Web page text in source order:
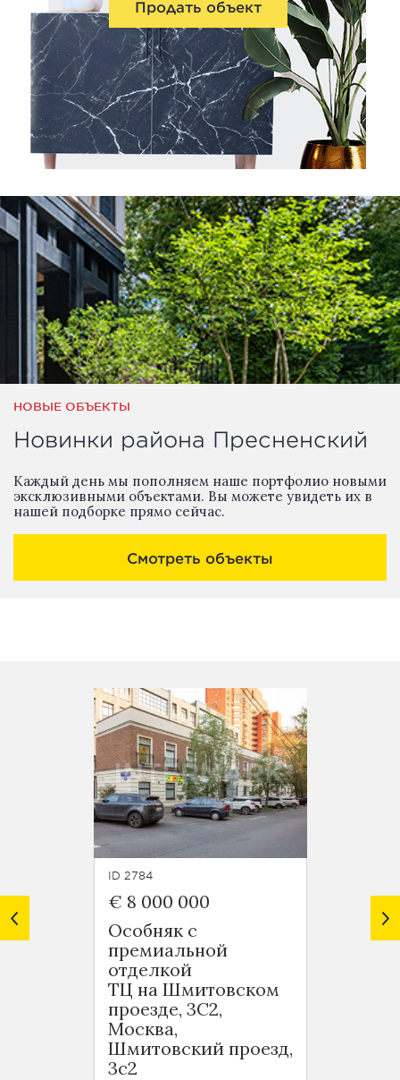
Продать объект
НОВЫЕ ОБЪЕКТЫ
Новинки района Пресненский
Каждый день мы пополняем наше портфолио новыми
эксклюзивными объектами. Вы можете увидеть их в
нашей подборке прямо сейчас.
Смотреть объекты
ID 2784
€ 8 000 000
Особняк с
премиальной
отделкой
ТЦ на Шмитовском
проезде, 3С2,
Москва,
Шмитовский проезд,
3с2
БЦ